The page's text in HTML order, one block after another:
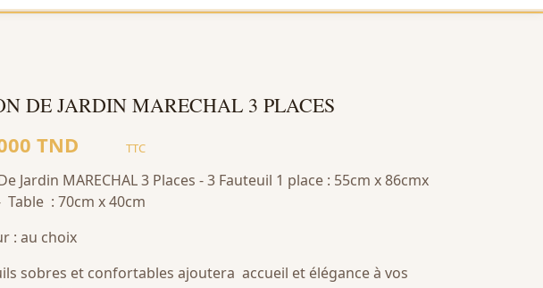
DE JARDIN MARECHAL 3 PLACES
TND TTC
Jardin MARECHAL 3 Places - 3 Fauteuil 1 place : 55cm x 86cmx
Table : 70cm x 40cm
: au choix
sobres et confortables ajoutera accueil et élégance à vos